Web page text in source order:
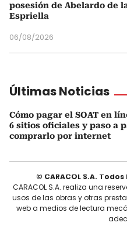
posesión de Abelardo de
Espriella
06/08/2026
Últimas Noticias
Cómo pagar el SOAT en
6 sitios oficiales y paso a
comprarlo por internet
© CARACOL S.A.
CARACOL S.A. realiza una
usos de las obras y otras
web a medios de lectura